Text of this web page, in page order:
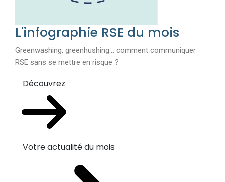
L'infographie RSE du mois
Greenwashing, greenhushing… comment communiquer
RSE sans se mettre en risque ?
Découvrez
Votre actualité du mois